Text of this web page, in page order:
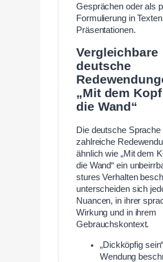
Gesprächen oder als
Formulierung in Texten
Präsentationen.
Vergleichbare
deutsche
„Mit dem
die Wand“
Die deutsche Sprache
zahlreiche
ähnlich wie „Mit dem
die Wand“ ein
stures Verhalten
unterscheiden sich
Nuancen, in ihrer
Wirkung und in ihrem
Gebrauchskontext.
„Dickköpfig
Wendung